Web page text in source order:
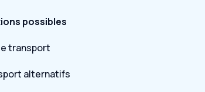
possibles
transport
alternatifs